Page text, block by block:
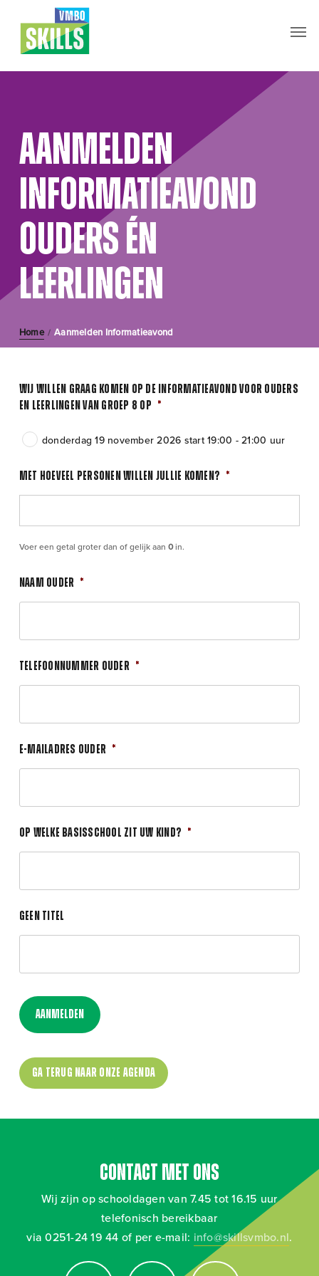
Aanmelden
Informatieavond
ouders én
leerlingen
Home / Aanmelden Informatieavond
Wij willen graag komen op de informatieavond voor ouders
en leerlingen van groep 8 op *
donderdag 19 november 2026 start 19:00 - 21:00 uur
Met hoeveel personen willen jullie komen? *
Voer een getal groter dan of gelijk aan 0in.
Naam ouder *
Telefoonnummer ouder *
E-mailadres ouder *
Op welke basisschool zit uw kind? *
Geen titel
Aanmelden
Ga terug naar onze agenda
Contact met ons
Wij zijn op schooldagen van 7.45 tot 16.15 uur
telefonisch bereikbaar
via 0251-24 19 44 of per e-mail: info@skillsvmbo.nl.